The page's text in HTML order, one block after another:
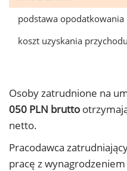
podstawa opodatkowania
koszt uzyskania przychodu
Osoby zatrudnione na
050 PLN brutto
netto.
Pracodawca
pracę z wynagrodzeniem